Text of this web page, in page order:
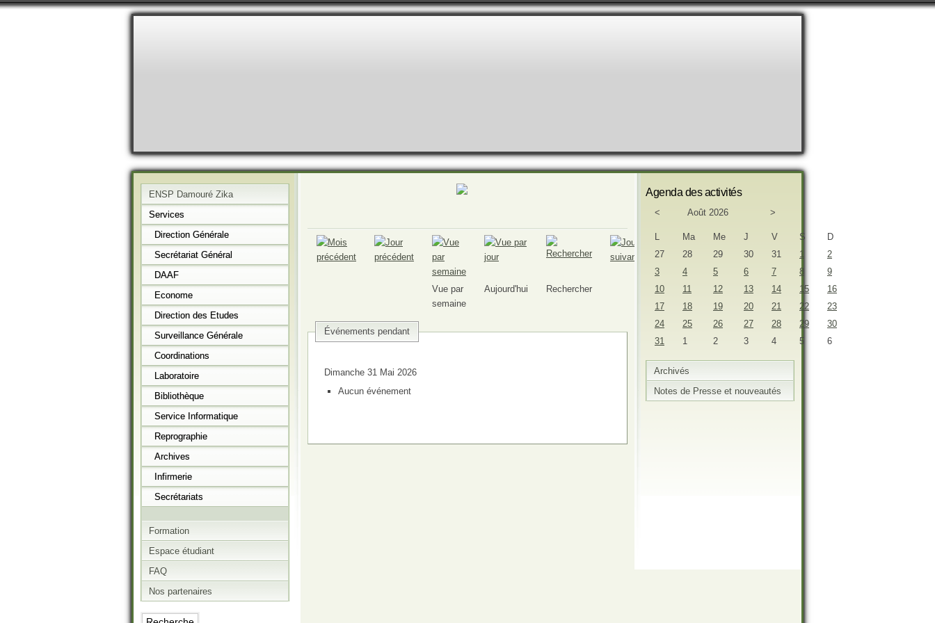
Vue par
semaine
Aujourd'hui Rechercher
Événements pendant
Dimanche 31 Mai 2026
Aucun événement
ENSP Damouré Zika
Services
Direction Générale
Secrétariat Général
DAAF
Econome
Direction des Etudes
Surveillance Générale
Coordinations
Laboratoire
Bibliothèque
Service Informatique
Reprographie
Archives
Infirmerie
Secrétariats
Formation
Espace étudiant
FAQ
Nos partenaires
Agenda des activités
< Août 2026 >
L Ma Me J V S
D
27
28 29 30 31 1
2
3
4 5 6 7 8
9
10
11 12 13 14 15
16
17
18 19 20 21 22
23
24
25 26 27 28 29
30
31
1 2 3 4 5 6
Archivés
Notes de Presse et nouveautés